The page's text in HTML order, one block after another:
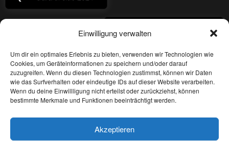
Einwilligung verwalten
Um dir ein optimales Erlebnis zu bieten, verwenden wir Technologien wie
Cookies, um Geräteinformationen zu speichern und/oder darauf
zuzugreifen. Wenn du diesen Technologien zustimmst, können wir Daten
wie das Surfverhalten oder eindeutige IDs auf dieser Website verarbeiten.
Wenn du deine Einwillligung nicht erteilst oder zurückziehst, können
bestimmte Merkmale und Funktionen beeinträchtigt werden.
Akzeptieren
articoli
Next
Coppa Italia 2023/2024 ❯
Privacy
Imprint